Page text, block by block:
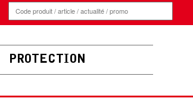
PROTECTION